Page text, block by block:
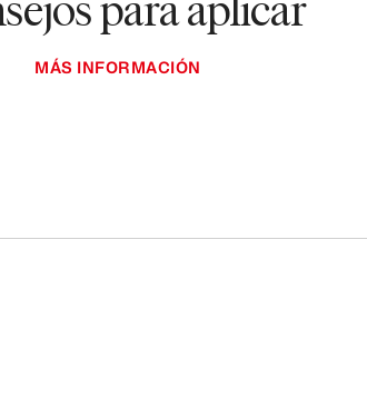
MÁS INFORMACIÓN